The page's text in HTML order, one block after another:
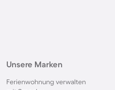
Unsere Marken
Ferienwohnung verwalten